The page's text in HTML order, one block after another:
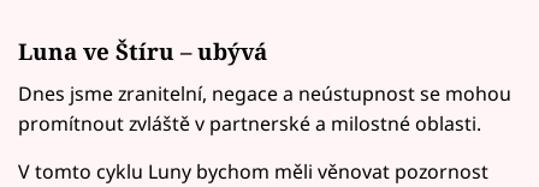
Luna ve Štíru – ubývá
Dnes jsme zranitelní, negace a neústupnost se mohou
promítnout zvláště v partnerské a milostné oblasti.
V tomto cyklu Luny bychom měli věnovat pozornost